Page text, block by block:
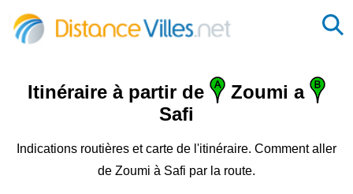
Itinéraire à partir de
Zoumi a
Safi
Indications routières et carte de l'itinéraire. Comment aller
de Zoumi à Safi par la route.